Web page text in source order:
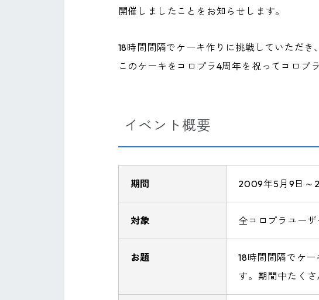
開催しましたことをお知らせします。
18時間間隔でケーキ作りに挑戦していただき
このケーキをコロプラ4周年を祝ってコロプ
イベント概要
期間 2009年5月9日～
対象 全コロプラユーザ
お題
18時間間隔でケ
す。期間中たく